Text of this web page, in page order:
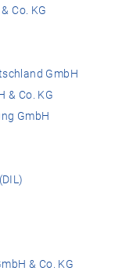
Co. KG
GmbH
& Co. KG
GmbH
& Co. KG